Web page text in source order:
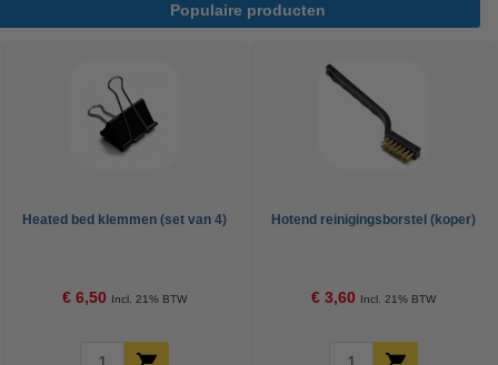
Populaire producten
Heated bed klemmen (set van 4)
€ 6,50 Incl. 21% BTW
Hotend reinigingsborstel (koper)
€ 3,60 Incl. 21% BTW